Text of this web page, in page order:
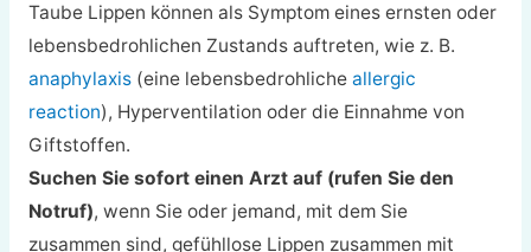
Taube Lippen können als Symptom eines ernsten oder
lebensbedrohlichen Zustands auftreten, wie z. B.
anaphylaxis(eine lebensbedrohliche allergic
reaction), Hyperventilation oder die Einnahme von
Giftstoffen.
Suchen Sie sofort einen Arzt auf (rufen Sie den
Notruf), wenn Sie oder jemand, mit dem Sie
zusammen sind, gefühllose Lippen zusammen mit